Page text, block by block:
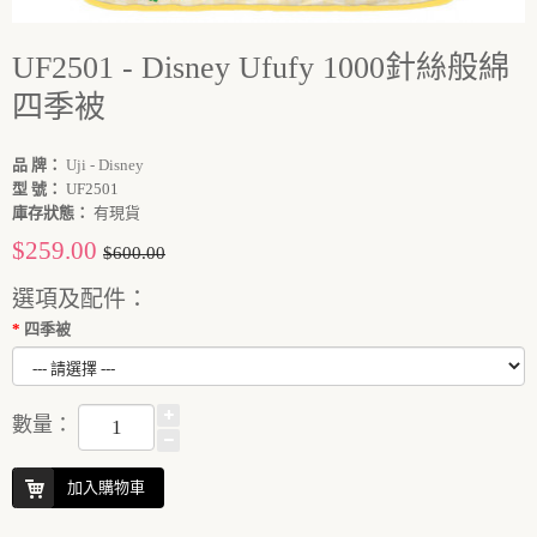
UF2501 - Disney Ufufy 1000針絲般綿
四季被
品 牌： Uji - Disney
型 號： UF2501
庫存狀態： 有現貨
$259.00 $600.00
選項及配件：
四季被
數量：
加入購物車